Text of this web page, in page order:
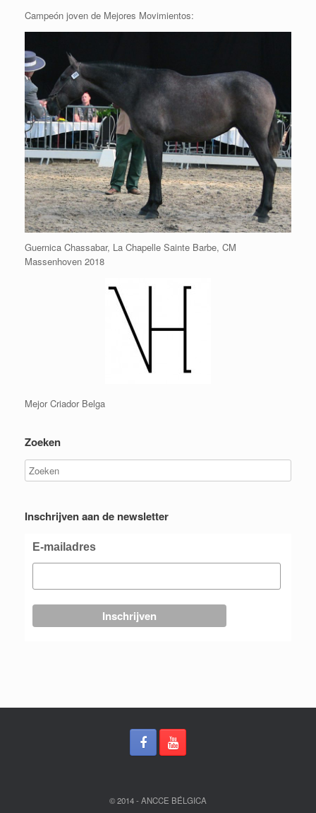
Campeón joven de Mejores Movimientos:
Guernica Chassabar, La Chapelle Sainte Barbe, CM
Massenhoven 2018
Mejor Criador Belga
Zoeken
Inschrijven aan de newsletter
E-mailadres
© 2014 - ANCCE BÉLGICA